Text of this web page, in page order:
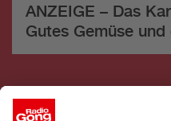
ANZEIGE – Das
Gutes Gemüse